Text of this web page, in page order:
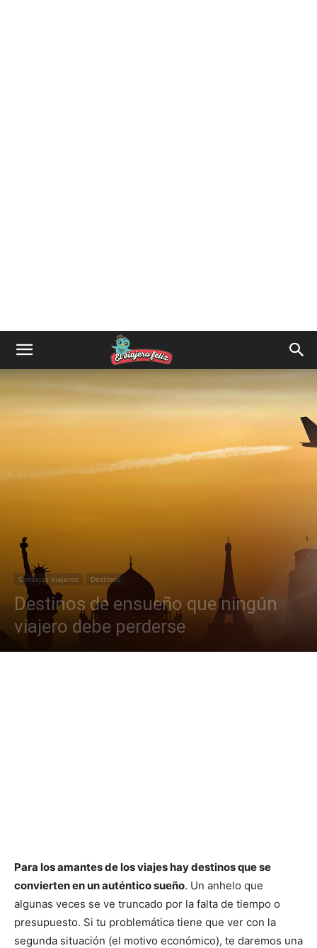
Consejos Viajeros Destinos
Destinos de ensueño que ningún
viajero debe perderse
Para los amantes de los viajes hay destinos que se
convierten en un auténtico sueño. Un anhelo que
algunas veces se ve truncado por la falta de tiempo o
presupuesto. Si tu problemática tiene que ver con la
segunda situación (el motivo económico), te daremos una